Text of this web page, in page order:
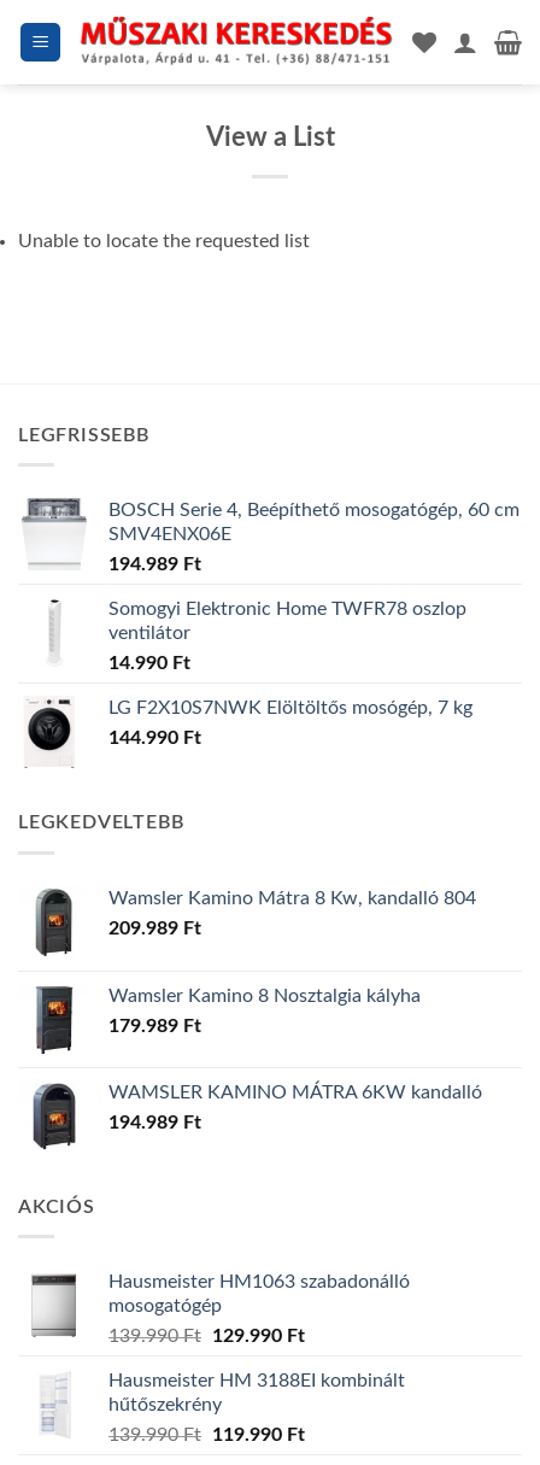
View a List
Unable to locate the requested list
LEGFRISSEBB
BOSCH Serie 4, Beépíthető mosogatógép, 60 cm
SMV4ENX06E
194.989 Ft
Somogyi Elektronic Home TWFR78 oszlop
ventilátor
14.990 Ft
LG F2X10S7NWK Elöltöltős mosógép, 7 kg
144.990 Ft
LEGKEDVELTEBB
Wamsler Kamino Mátra 8 Kw, kandalló 804
209.989 Ft
Wamsler Kamino 8 Nosztalgia kályha
179.989 Ft
WAMSLER KAMINO MÁTRA 6KW kandalló
194.989 Ft
AKCIÓS
Hausmeister HM1063 szabadonálló
mosogatógép
139.990Ft
Original
was:
139.990 Ft.
129.990 FtCurrent
is:
Hausmeister HM 3188EI kombinált
hűtőszekrény
139.990Ft
Original
119.990 FtCurrent